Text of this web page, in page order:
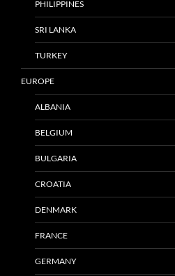
PHILIPPINES
SRI LANKA
TURKEY
EUROPE
ALBANIA
BELGIUM
BULGARIA
CROATIA
DENMARK
FRANCE
GERMANY